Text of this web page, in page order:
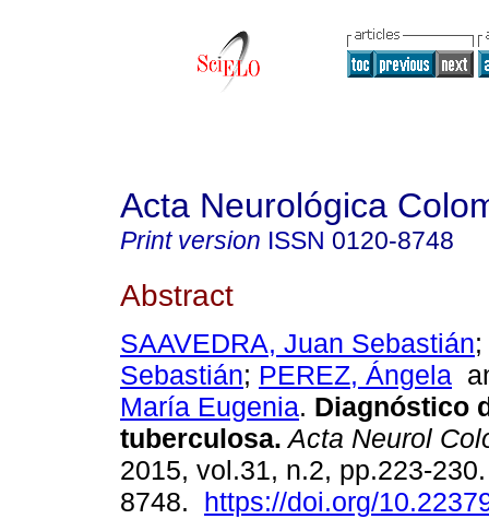
Acta Neurológica
Print version ISSN 0120-8748
Abstract
SAAVEDRA, Juan Sebastián;
Sebastián; PEREZ, Ángela
María Eugenia. Diagnóstico
tuberculosa. Acta Neurol
2015, vol.31, n.2, pp.223-
8748. https://doi.org/